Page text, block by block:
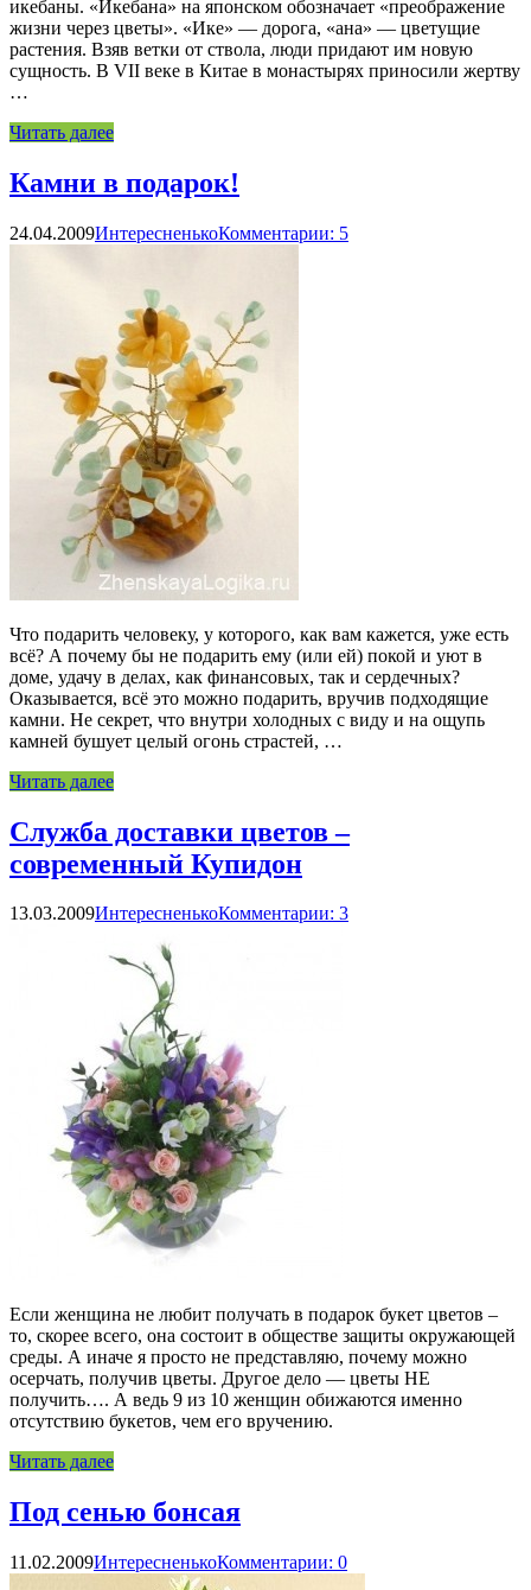
икебаны. «Икебана» на японском обозначает «преображение
жизни через цветы». «Ике» — дорога, «ана» — цветущие
растения. Взяв ветки от ствола, люди придают им новую
сущность. В VII веке в Китае в монастырях приносили жертву
…
Читать далее
Камни в подарок!
24.04.2009ИнтересненькоКомментарии: 5
Что подарить человеку, у которого, как вам кажется, уже есть
всё? А почему бы не подарить ему (или ей) покой и уют в
доме, удачу в делах, как финансовых, так и сердечных?
Оказывается, всё это можно подарить, вручив подходящие
камни. Не секрет, что внутри холодных с виду и на ощупь
камней бушует целый огонь страстей, …
Читать далее
Служба доставки цветов –
современный Купидон
13.03.2009ИнтересненькоКомментарии: 3
Если женщина не любит получать в подарок букет цветов –
то, скорее всего, она состоит в обществе защиты окружающей
среды. А иначе я просто не представляю, почему можно
осерчать, получив цветы. Другое дело — цветы НЕ
получить…. А ведь 9 из 10 женщин обижаются именно
отсутствию букетов, чем его вручению.
Читать далее
Под сенью бонсая
11.02.2009ИнтересненькоКомментарии: 0